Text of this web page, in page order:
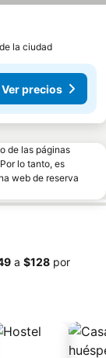
la ciudad
Ver precios
de las páginas
lo tanto, es
web de reserva
a ‎$128 por